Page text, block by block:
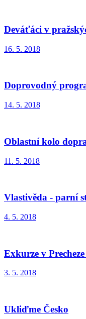
Deváťáci v
16. 5. 2018
Doprovodný
14. 5. 2018
Oblastní kolo
11. 5. 2018
Vlastivěda - parní
4. 5. 2018
Exkurze v
3. 5. 2018
Ukliďme Česko